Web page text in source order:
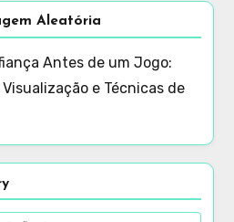
Aleatória
Antes de um Jogo:
e Técnicas de